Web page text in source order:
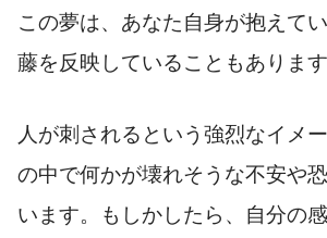
この夢は、あなた自身が抱えて
藤を反映していることもあります
人が刺されるという強烈なイメ
の中で何かが壊れそうな不安や
います。もしかしたら、自分の